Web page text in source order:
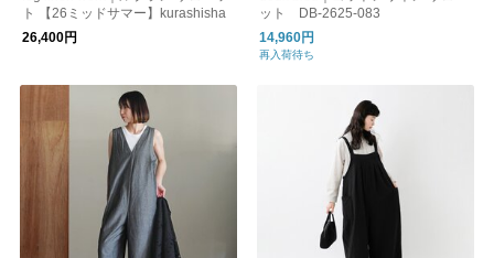
ト 【26ミッドサマー】kurashisha
26,400円
ット DB-2625-083
14,960円
再入荷待ち